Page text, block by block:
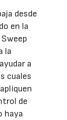
desde
en la
la
a
cuales
de
haya